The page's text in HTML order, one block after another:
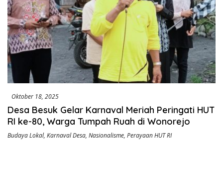
Oktober 18, 2025
Desa Besuk Gelar Karnaval Meriah Peringati HUT
RI ke-80, Warga Tumpah Ruah di Wonorejo
Budaya Lokal, Karnaval Desa, Nasionalisme, Perayaan HUT RI